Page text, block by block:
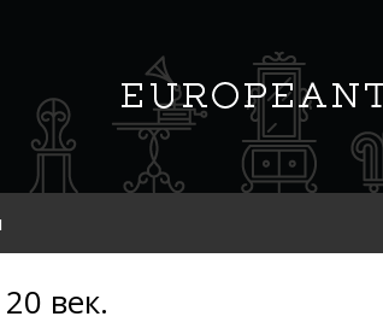
век.